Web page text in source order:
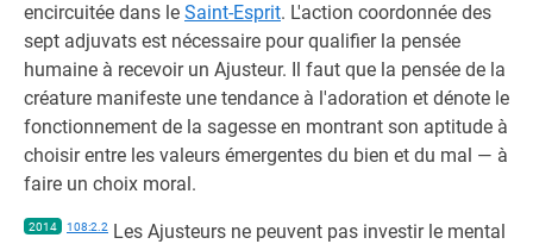
encircuitée dans le Saint-Esprit. L'action coordonnée des
sept adjuvats est nécessaire pour qualifier la pensée
humaine à recevoir un Ajusteur. Il faut que la pensée de la
créature manifeste une tendance à l'adoration et dénote le
fonctionnement de la sagesse en montrant son aptitude à
choisir entre les valeurs émergentes du bien et du mal — à
faire un choix moral.
2014 108:2.2 Les Ajusteurs ne peuvent pas investir le mental